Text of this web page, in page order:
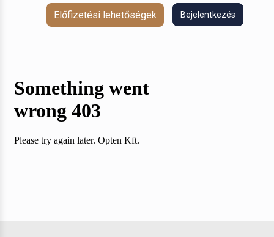
Előfizetési lehetőségek Bejelentkezés